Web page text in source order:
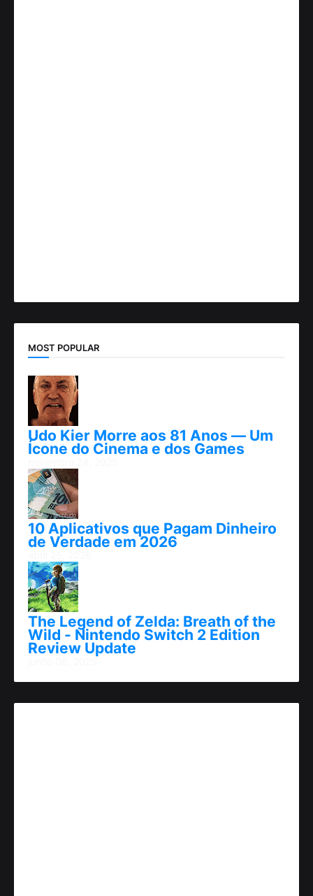
MOST POPULAR
Udo Kier Morre aos 81 Anos — Um
Ícone do Cinema e dos Games
10 Aplicativos que Pagam Dinheiro
de Verdade em 2026
The Legend of Zelda: Breath of the
Wild - Nintendo Switch 2 Edition
Review Update